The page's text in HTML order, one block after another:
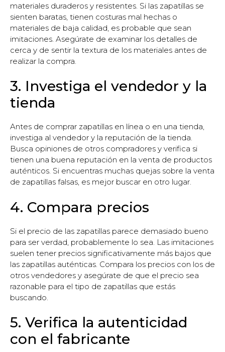
materiales duraderos y resistentes. Si las zapatillas se
sienten baratas, tienen costuras mal hechas o
materiales de baja calidad, es probable que sean
imitaciones. Asegúrate de examinar los detalles de
cerca y de sentir la textura de los materiales antes de
realizar la compra.
3. Investiga el vendedor y la
tienda
Antes de comprar zapatillas en línea o en una tienda,
investiga al vendedor y la reputación de la tienda.
Busca opiniones de otros compradores y verifica si
tienen una buena reputación en la venta de productos
auténticos. Si encuentras muchas quejas sobre la venta
de zapatillas falsas, es mejor buscar en otro lugar.
4. Compara precios
Si el precio de las zapatillas parece demasiado bueno
para ser verdad, probablemente lo sea. Las imitaciones
suelen tener precios significativamente más bajos que
las zapatillas auténticas. Compara los precios con los de
otros vendedores y asegúrate de que el precio sea
razonable para el tipo de zapatillas que estás
buscando.
5. Verifica la autenticidad
con el fabricante